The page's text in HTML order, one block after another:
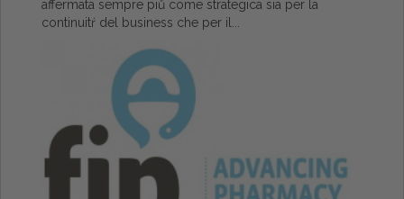
affermata sempre piů come strategica sia per la
continuitŕ del business che per il...